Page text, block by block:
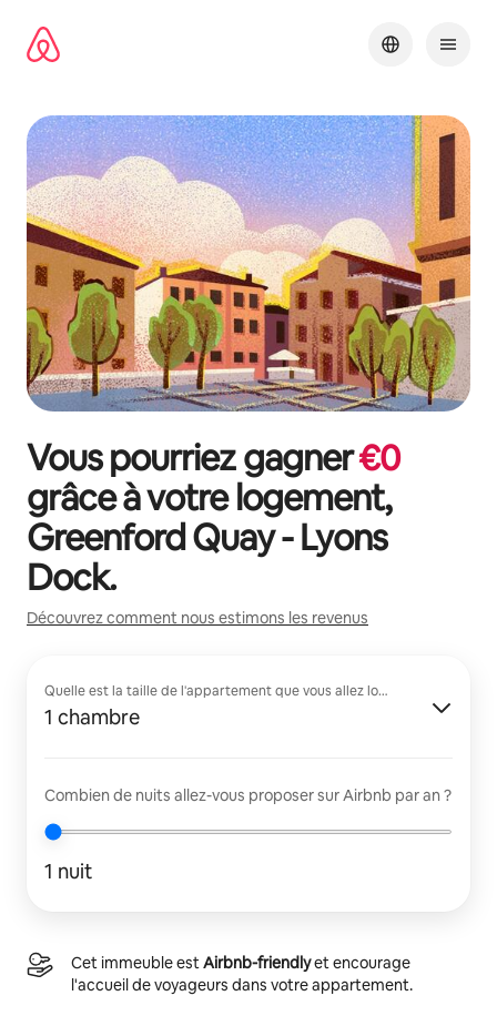
directement
Vous pourriez gagner€0
grâce à votre logement,
Greenford Quay - Lyons
Dock.
Découvrez comment nous estimons les revenus
Quelle est la taille de l'appartement que vous allez louer ?
1 chambre
Combien de nuits allez-vous proposer sur Airbnb par an ?
1 nuit
Cet immeuble estAirbnb-friendlyet encourage
l'accueil de voyageurs dans votre appartement.